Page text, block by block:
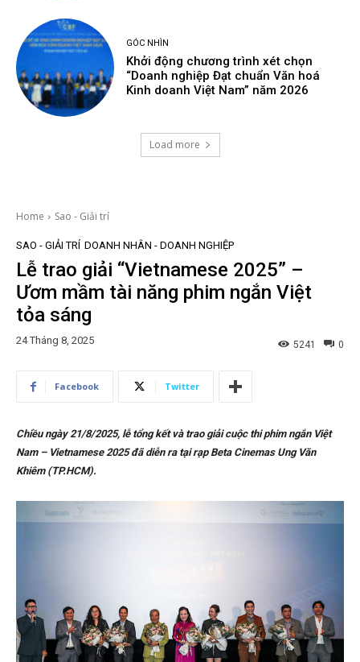
GÓC NHÌN
Khởi động chương trình xét chọn
“Doanh nghiệp Đạt chuẩn Văn hoá
Kinh doanh Việt Nam” năm 2026
Load more